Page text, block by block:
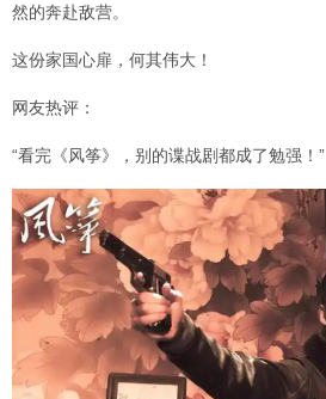
然的奔赴敌营。
这份家国心扉，何其伟大！
网友热评：
“看完《风筝》，别的谍战剧都成了勉强！”